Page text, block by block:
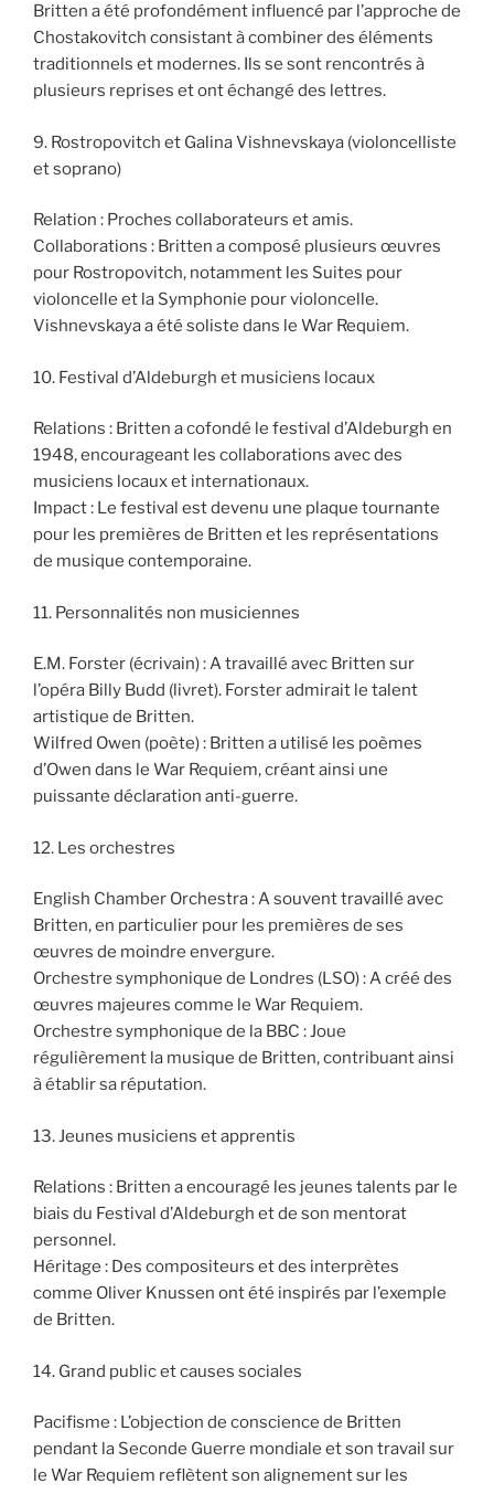
Britten a été profondément influencé par l’approche de
Chostakovitch consistant à combiner des éléments
traditionnels et modernes. Ils se sont rencontrés à
plusieurs reprises et ont échangé des lettres.
9. Rostropovitch et Galina Vishnevskaya (violoncelliste
et soprano)
Relation : Proches collaborateurs et amis.
Collaborations : Britten a composé plusieurs œuvres
pour Rostropovitch, notamment les Suites pour
violoncelle et la Symphonie pour violoncelle.
Vishnevskaya a été soliste dans le War Requiem.
10. Festival d’Aldeburgh et musiciens locaux
Relations : Britten a cofondé le festival d’Aldeburgh en
1948, encourageant les collaborations avec des
musiciens locaux et internationaux.
Impact : Le festival est devenu une plaque tournante
pour les premières de Britten et les représentations
de musique contemporaine.
11. Personnalités non musiciennes
E.M. Forster (écrivain) : A travaillé avec Britten sur
l’opéra Billy Budd (livret). Forster admirait le talent
artistique de Britten.
Wilfred Owen (poète) : Britten a utilisé les poèmes
d’Owen dans le War Requiem, créant ainsi une
puissante déclaration anti-guerre.
12. Les orchestres
English Chamber Orchestra : A souvent travaillé avec
Britten, en particulier pour les premières de ses
œuvres de moindre envergure.
Orchestre symphonique de Londres (LSO) : A créé des
œuvres majeures comme le War Requiem.
Orchestre symphonique de la BBC : Joue
régulièrement la musique de Britten, contribuant ainsi
à établir sa réputation.
13. Jeunes musiciens et apprentis
Relations : Britten a encouragé les jeunes talents par le
biais du Festival d’Aldeburgh et de son mentorat
personnel.
Héritage : Des compositeurs et des interprètes
comme Oliver Knussen ont été inspirés par l’exemple
de Britten.
14. Grand public et causes sociales
Pacifisme : L’objection de conscience de Britten
pendant la Seconde Guerre mondiale et son travail sur
le War Requiem reflètent son alignement sur les